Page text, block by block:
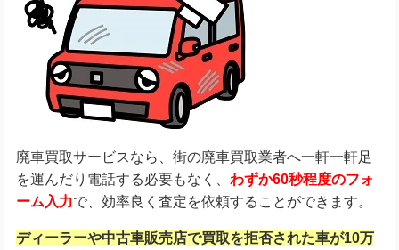
廃車買取サービスなら、街の廃車買取業者へ一軒一軒足
を運んだり電話する必要もなく、 わずか60秒程度のフォ
ーム入力で、効率良く査定を依頼することができます。
ディーラーや中古車販売店で買取を拒否された車が10万